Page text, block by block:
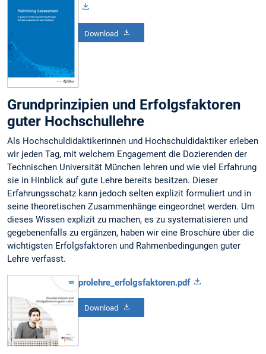
Download
Grundprinzipien und Erfolgsfaktoren
guter Hochschullehre
Als Hochschuldidaktikerinnen und Hochschuldidaktiker erleben
wir jeden Tag, mit welchem Engagement die Dozierenden der
Technischen Universität München lehren und wie viel Erfahrung
sie in Hinblick auf gute Lehre bereits besitzen. Dieser
Erfahrungsschatz kann jedoch selten explizit formuliert und in
seine theoretischen Zusammenhänge eingeordnet werden. Um
dieses Wissen explizit zu machen, es zu systematisieren und
gegebenenfalls zu ergänzen, haben wir eine Broschüre über die
wichtigsten Erfolgsfaktoren und Rahmenbedingungen guter
Lehre verfasst.
prolehre_erfolgsfaktoren.pdf
Download